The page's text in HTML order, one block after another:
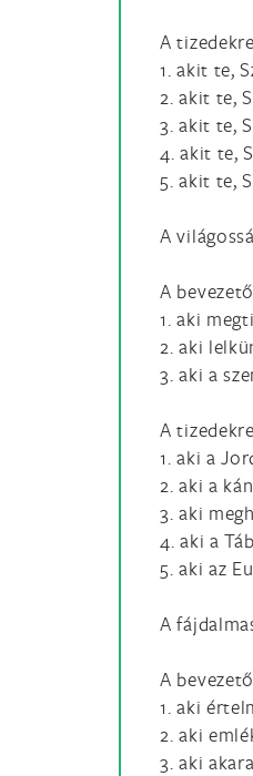
A
1. akit te,
2. akit te,
3. akit te,
4. akit te,
5. akit te,
A
A
1. aki
2. aki
3. aki a
A
1. aki a
2. aki a
3. aki
4. aki a
5. aki az
A
A
1. aki
2. aki
3. aki